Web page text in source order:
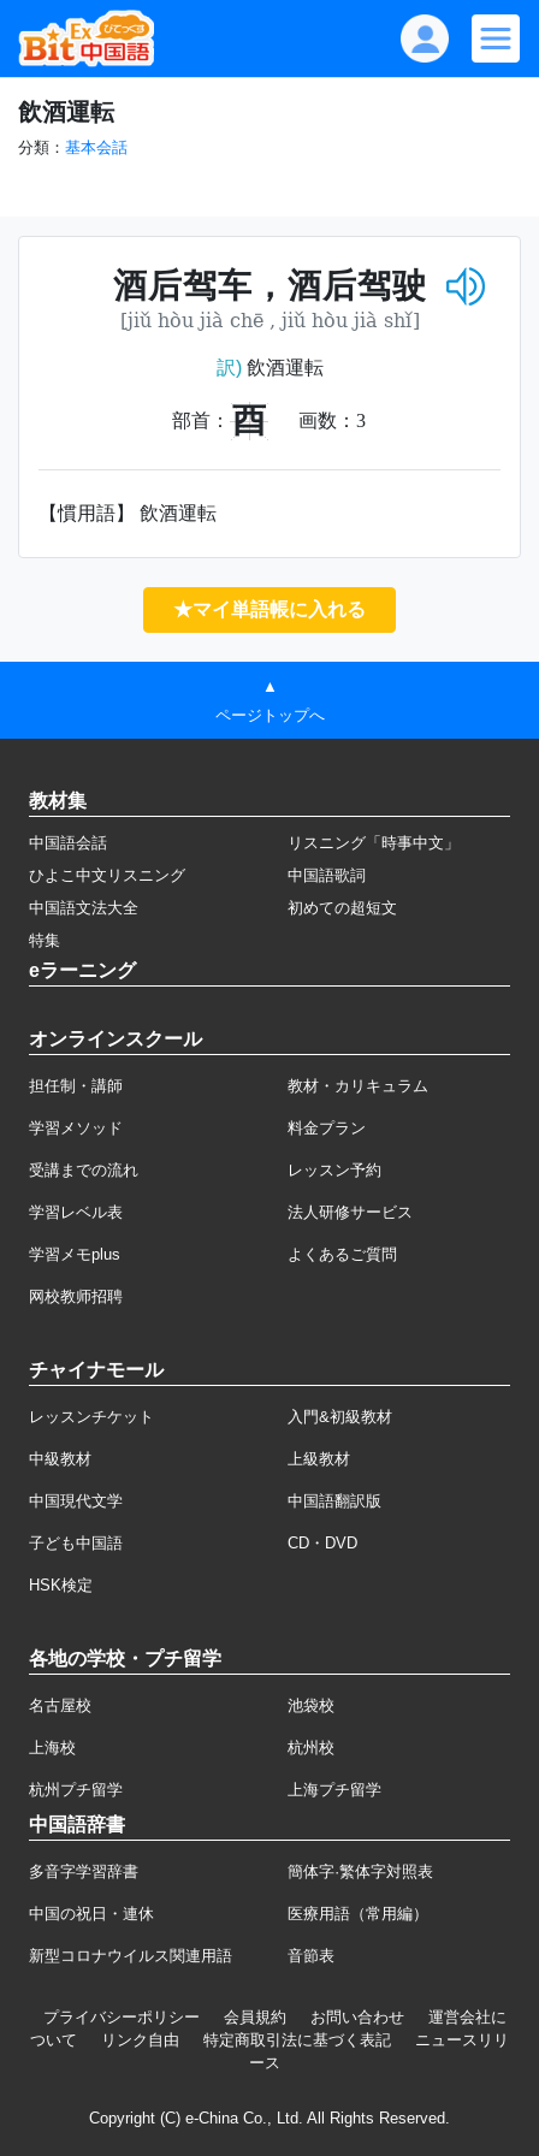
飲酒運転
分類： 基本会話
酒后驾车，酒后驾驶
[jiǔ hòu jià chē , jiǔ hòu jià shǐ]
訳)飲酒運転
部首： 酉 画数： 3
【慣用語】 飲酒運転
★マイ単語帳に入れる
▲
ページトップへ
教材集
中国語会話
リスニング「時事中文」
ひよこ中文リスニング
中国語歌詞
中国語文法大全
初めての超短文
特集
eラーニング
オンラインスクール
担任制・講師 教材・カリキュラム
学習メソッド 料金プラン
受講までの流れ レッスン予約
学習レベル表 法人研修サービス
学習メモplus よくあるご質問
网校教师招聘
チャイナモール
レッスンチケット 入門&初級教材
中級教材 上級教材
中国現代文学 中国語翻訳版
子ども中国語 CD・DVD
HSK検定
各地の学校・プチ留学
名古屋校 池袋校
上海校 杭州校
杭州プチ留学 上海プチ留学
中国語辞書
多音字学習辞書 簡体字·繁体字対照表
中国の祝日・連休 医療用語（常用編）
新型コロナウイルス関連用語 音節表
プライバシーポリシー 会員規約 お問い合わせ
運営会社に
ついて
リンク自由 特定商取引法に基づく表記
ニュースリリ
ース
Copyright (C) e-China Co., Ltd. All Rights Reserved.